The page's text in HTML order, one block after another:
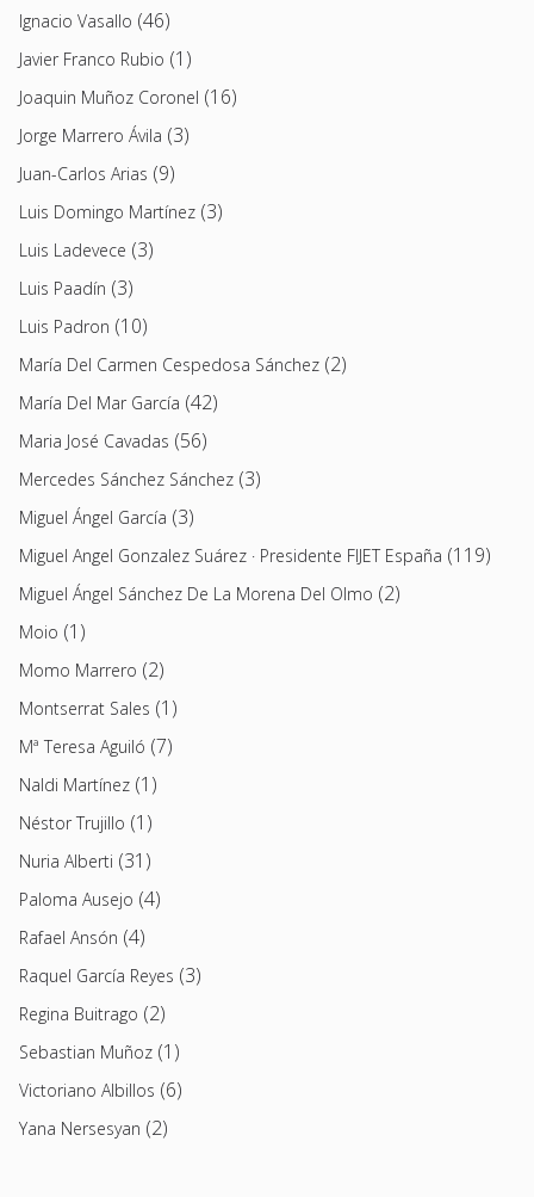
Ignacio Vasallo (46)
Javier Franco Rubio (1)
Joaquin Muñoz Coronel (16)
Jorge Marrero Ávila (3)
Juan-Carlos Arias (9)
Luis Domingo Martínez (3)
Luis Ladevece (3)
Luis Paadín (3)
Luis Padron (10)
María Del Carmen Cespedosa Sánchez (2)
María Del Mar García (42)
Maria José Cavadas (56)
Mercedes Sánchez Sánchez (3)
Miguel Ángel García (3)
Miguel Angel Gonzalez Suárez · Presidente FIJET España (119)
Miguel Ángel Sánchez De La Morena Del Olmo (2)
Moio (1)
Momo Marrero (2)
Montserrat Sales (1)
Mª Teresa Aguiló (7)
Naldi Martínez (1)
Néstor Trujillo (1)
Nuria Alberti (31)
Paloma Ausejo (4)
Rafael Ansón (4)
Raquel García Reyes (3)
Regina Buitrago (2)
Sebastian Muñoz (1)
Victoriano Albillos (6)
Yana Nersesyan (2)